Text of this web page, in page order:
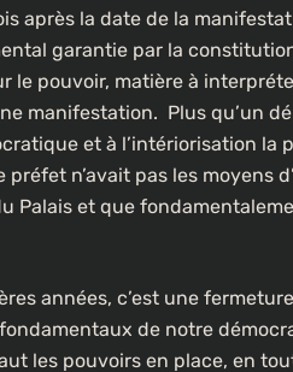
après la date de la
garantie par la
le pouvoir, matière à
manifestation. Plus qu’un
et à l’intériorisation la
préfet n’avait pas les moyens
Palais et que
années, c’est une
de notre
les pouvoirs en place, en
Sonko flotte dans